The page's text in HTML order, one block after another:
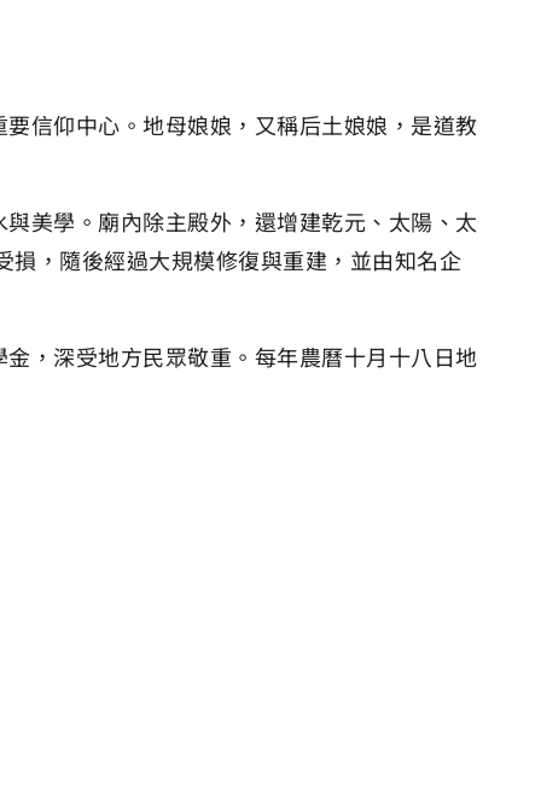
信仰中心。地母娘娘，又稱后土娘娘，是道教
美學。廟內除主殿外，還增建乾元、太陽、太
，隨後經過大規模修復與重建，並由知名企
，深受地方民眾敬重。每年農曆十月十八日地